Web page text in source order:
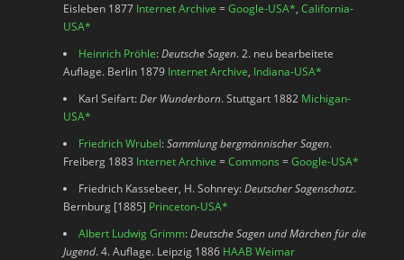
Eisleben 1877 Internet Archive =Google-USA*,California-
USA*
Heinrich Pröhle:Deutsche Sagen. 2. neu bearbeitete
Auflage. Berlin 1879 Internet Archive, Indiana-USA*
Karl Seifart:Der Wunderborn. Stuttgart 1882 Michigan-
USA*
Friedrich Wrubel:Sammlung bergmännischer Sagen.
Freiberg 1883 Internet Archive =Commons =Google-USA*
Friedrich Kassebeer, H. Sohnrey:Deutscher Sagenschatz.
Bernburg [1885] Princeton-USA*
Albert Ludwig Grimm:Deutsche Sagen und Märchen für die
Jugend. 4. Auflage. Leipzig 1886 HAAB Weimar